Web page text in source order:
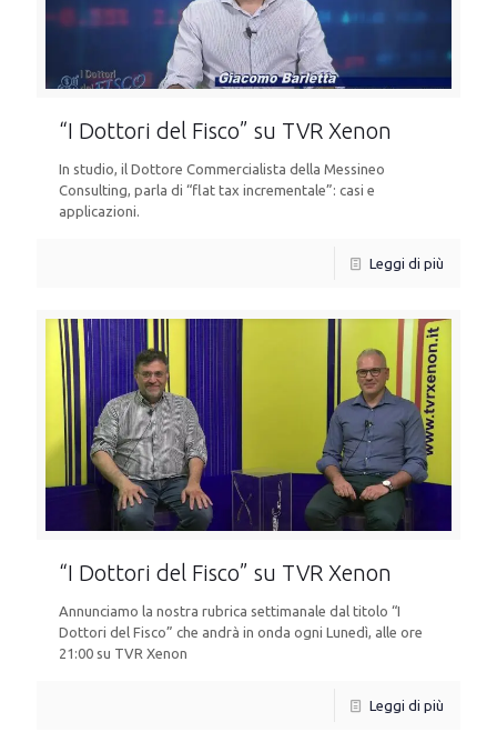
“I Dottori del Fisco” su TVR Xenon
In studio, il Dottore Commercialista della Messineo
Consulting, parla di “flat tax incrementale”: casi e
applicazioni.
Leggi di più
“I Dottori del Fisco” su TVR Xenon
Annunciamo la nostra rubrica settimanale dal titolo “I
Dottori del Fisco” che andrà in onda ogni Lunedì, alle ore
21:00 su TVR Xenon
Leggi di più